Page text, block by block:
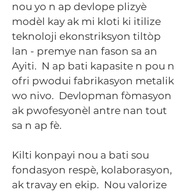
nou yo n ap devlope plizyè
modèl kay ak mi kloti ki itilize
teknoloji ekonstriksyon tiltòp
lan - premye nan fason sa an
Ayiti. N ap bati kapasite n pou n
ofri pwodui fabrikasyon metalik
wo nivo. Devlopman fòmasyon
ak pwofesyonèl antre nan tout
sa n ap fè.
Kilti konpayi nou a bati sou
fondasyon respè, kolaborasyon,
ak travay en ekip. Nou valorize